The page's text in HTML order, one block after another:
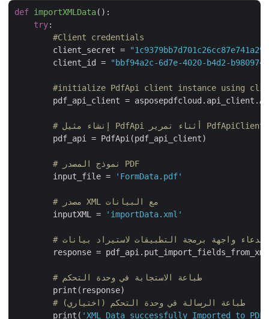
def importXMLData ():
try
#Client credentials
        client_secret =
        client_id =
"bbf94a2c-6d7e-4020-b4d2-
#initialize PdfApi client instance using
pdf_api_client =
        pdf_api = PdfApi(pdf_api_client)
# نموذج المصدر PDF
        input_file =
'FormData.pdf'
# مصدر XML مع البيانات
        inputXML =
'importData.xml'
response =
# طباعة الاستجابة في وحدة التحكم
        print(response)
# طباعة الرسالة في وحدة التحكم (اختياري)
        print(
'XML Data successfully Imported to